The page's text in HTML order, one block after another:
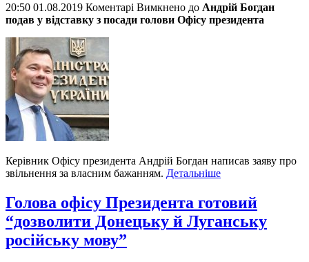
20:50 01.08.2019 Коментарі Вимкнено до Андрій Богдан
подав у відставку з посади голови Офісу президента
Керівник Офісу президента Андрій Богдан написав заяву про
звільнення за власним бажанням. Детальніше
Голова офісу Президента готовий
“дозволити Донецьку й Луганську
російську мову”